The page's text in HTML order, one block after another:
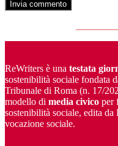
ReWriters è una testata
sostenibilità sociale fondata
Tribunale di Roma (n. 17/
modello di media civico per
sostenibilità sociale, edita
vocazione sociale.